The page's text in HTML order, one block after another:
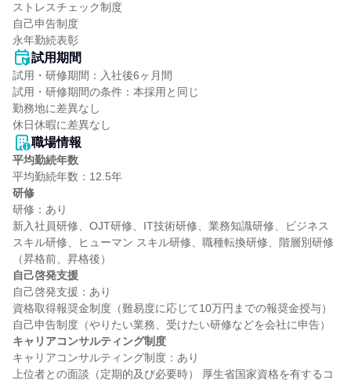
ストレスチェック制度
自己申告制度
永年勤続表彰
試用期間
試用・研修期間：入社後6ヶ月間
試用・研修期間の条件：本採用と同じ
勤務地に差異なし
職場情報
平均勤続年数
研修
研修：あり
新入社員研修、OJT研修、IT技術研修、業務知識研修、ビジネス
スキル研修、ヒューマン スキル研修、職種転換研修、階層別研修
自己啓発支援
自己啓発支援：あり
資格取得報奨金制度（難易度に応じて10万円までの報奨金授与）
キャリアコンサルティング制度
キャリアコンサルティング制度：あり
上位者との面談（定期的及び必要時） 厚生省国家資格を有するコ